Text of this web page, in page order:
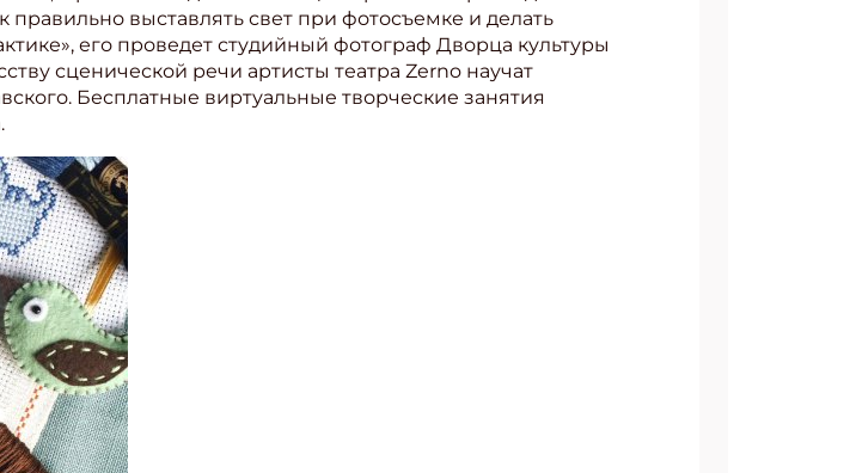
выставлять свет при фотосъемке и делать
его проведет студийный фотограф Дворца культуры
сценической речи артисты театра Zerno научат
Бесплатные виртуальные творческие занятия